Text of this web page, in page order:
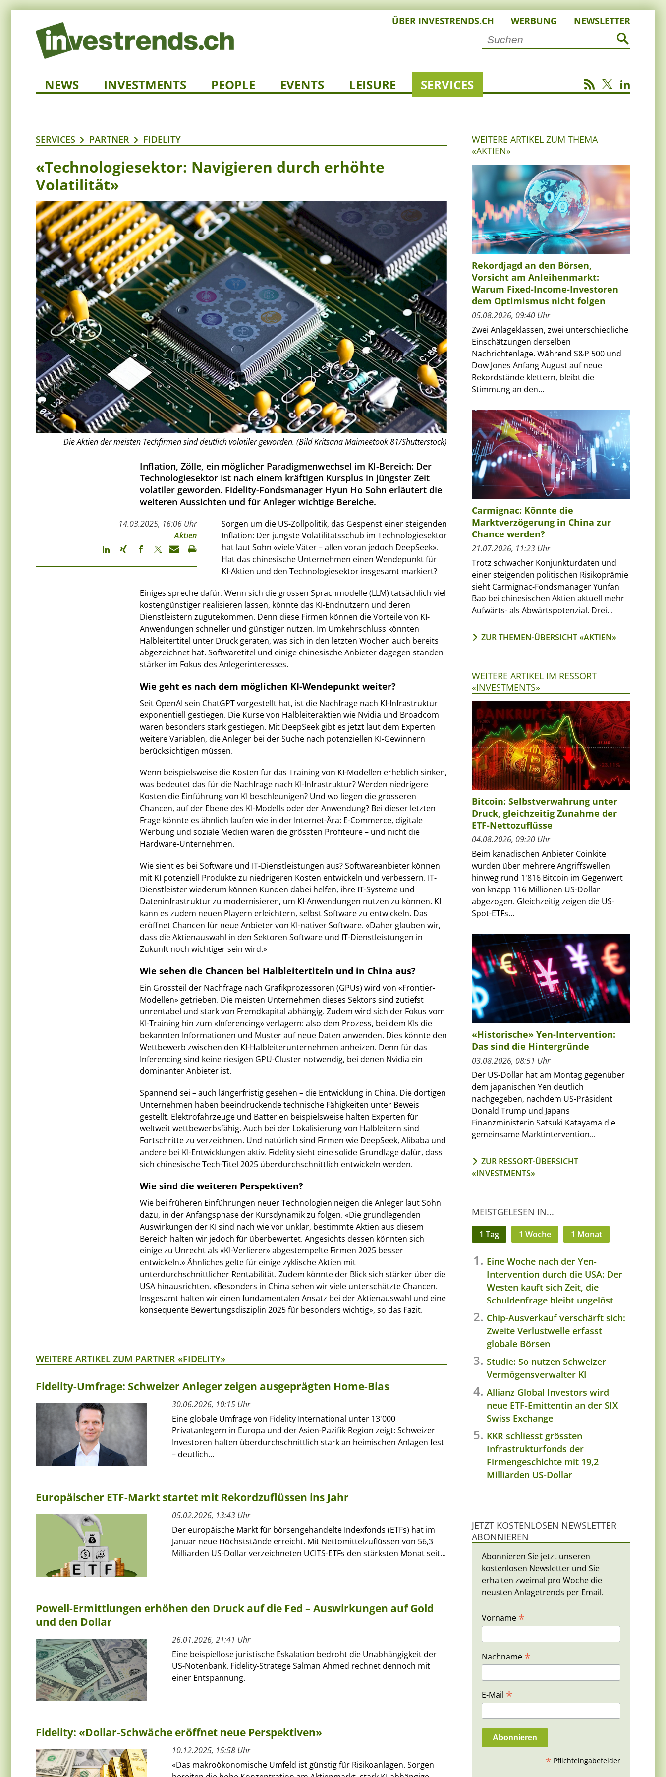
ÜBER INVESTRENDS.CH WERBUNG NEWSLETTER
NEWS INVESTMENTS PEOPLE EVENTS LEISURE SERVICES
SERVICES PARTNER FIDELITY
«Technologiesektor: Navigieren durch erhöhte
Volatilität»
Die Aktien der meisten Techfirmen sind deutlich volatiler geworden. (Bild Kritsana Maimeetook 81/Shutterstock)
Inflation, Zölle, ein möglicher Paradigmenwechsel im KI-Bereich: Der
Technologiesektor ist nach einem kräftigen Kursplus in jüngster Zeit
volatiler geworden. Fidelity-Fondsmanager Hyun Ho Sohn erläutert die
weiteren Aussichten und für Anleger wichtige Bereiche.
14.03.2025, 16:06 Uhr
Aktien
Sorgen um die US-Zollpolitik, das Gespenst einer steigenden
Inflation: Der jüngste Volatilitätsschub im Technologiesektor
hat laut Sohn «viele Väter – allen voran jedoch DeepSeek».
Hat das chinesische Unternehmen einen Wendepunkt für
KI-Aktien und den Technologiesektor insgesamt markiert?
Einiges spreche dafür. Wenn sich die grossen Sprachmodelle (LLM) tatsächlich viel
kostengünstiger realisieren lassen, könnte das KI-Endnutzern und deren
Dienstleistern zugutekommen. Denn diese Firmen können die Vorteile von KI-
Anwendungen schneller und günstiger nutzen. Im Umkehrschluss könnten
Halbleitertitel unter Druck geraten, was sich in den letzten Wochen auch bereits
abgezeichnet hat. Softwaretitel und einige chinesische Anbieter dagegen standen
stärker im Fokus des Anlegerinteresses.
Wie geht es nach dem möglichen KI-Wendepunkt weiter?
Seit OpenAI sein ChatGPT vorgestellt hat, ist die Nachfrage nach KI-Infrastruktur
exponentiell gestiegen. Die Kurse von Halbleiteraktien wie Nvidia und Broadcom
waren besonders stark gestiegen. Mit DeepSeek gibt es jetzt laut dem Experten
weitere Variablen, die Anleger bei der Suche nach potenziellen KI-Gewinnern
berücksichtigen müssen.
Wenn beispielsweise die Kosten für das Training von KI-Modellen erheblich sinken,
was bedeutet das für die Nachfrage nach KI-Infrastruktur? Werden niedrigere
Kosten die Einführung von KI beschleunigen? Und wo liegen die grösseren
Chancen, auf der Ebene des KI-Modells oder der Anwendung? Bei dieser letzten
Frage könnte es ähnlich laufen wie in der Internet-Ära: E-Commerce, digitale
Werbung und soziale Medien waren die grössten Profiteure – und nicht die
Hardware-Unternehmen.
Wie sieht es bei Software und IT-Dienstleistungen aus? Softwareanbieter können
mit KI potenziell Produkte zu niedrigeren Kosten entwickeln und verbessern. IT-
Dienstleister wiederum können Kunden dabei helfen, ihre IT-Systeme und
Dateninfrastruktur zu modernisieren, um KI-Anwendungen nutzen zu können. KI
kann es zudem neuen Playern erleichtern, selbst Software zu entwickeln. Das
eröffnet Chancen für neue Anbieter von KI-nativer Software. «Daher glauben wir,
dass die Aktienauswahl in den Sektoren Software und IT-Dienstleistungen in
Zukunft noch wichtiger sein wird.»
Wie sehen die Chancen bei Halbleitertiteln und in China aus?
Ein Grossteil der Nachfrage nach Grafikprozessoren (GPUs) wird von «Frontier-
Modellen» getrieben. Die meisten Unternehmen dieses Sektors sind zutiefst
unrentabel und stark von Fremdkapital abhängig. Zudem wird sich der Fokus vom
KI-Training hin zum «Inferencing» verlagern: also dem Prozess, bei dem KIs die
bekannten Informationen und Muster auf neue Daten anwenden. Dies könnte den
Wettbewerb zwischen den KI-Halbleiterunternehmen anheizen. Denn für das
Inferencing sind keine riesigen GPU-Cluster notwendig, bei denen Nvidia ein
dominanter Anbieter ist.
Spannend sei – auch längerfristig gesehen – die Entwicklung in China. Die dortigen
Unternehmen haben beeindruckende technische Fähigkeiten unter Beweis
gestellt. Elektrofahrzeuge und Batterien beispielsweise halten Experten für
weltweit wettbewerbsfähig. Auch bei der Lokalisierung von Halbleitern sind
Fortschritte zu verzeichnen. Und natürlich sind Firmen wie DeepSeek, Alibaba und
andere bei KI-Entwicklungen aktiv. Fidelity sieht eine solide Grundlage dafür, dass
sich chinesische Tech-Titel 2025 überdurchschnittlich entwickeln werden.
Wie sind die weiteren Perspektiven?
Wie bei früheren Einführungen neuer Technologien neigen die Anleger laut Sohn
dazu, in der Anfangsphase der Kursdynamik zu folgen. «Die grundlegenden
Auswirkungen der KI sind nach wie vor unklar, bestimmte Aktien aus diesem
Bereich halten wir jedoch für überbewertet. Angesichts dessen könnten sich
einige zu Unrecht als «KI-Verlierer» abgestempelte Firmen 2025 besser
entwickeln.» Ähnliches gelte für einige zyklische Aktien mit
unterdurchschnittlicher Rentabilität. Zudem könnte der Blick sich stärker über die
USA hinausrichten. «Besonders in China sehen wir viele unterschätzte Chancen.
Insgesamt halten wir einen fundamentalen Ansatz bei der Aktienauswahl und eine
konsequente Bewertungsdisziplin 2025 für besonders wichtig», so das Fazit.
WEITERE ARTIKEL ZUM PARTNER «FIDELITY»
Fidelity-Umfrage: Schweizer Anleger zeigen ausgeprägten Home-Bias
30.06.2026, 10:15 Uhr
Eine globale Umfrage von Fidelity International unter 13'000
Privatanlegern in Europa und der Asien-Pazifik-Region zeigt: Schweizer
Investoren halten überdurchschnittlich stark an heimischen Anlagen fest
– deutlich...
Europäischer ETF-Markt startet mit Rekordzuflüssen ins Jahr
05.02.2026, 13:43 Uhr
Der europäische Markt für börsengehandelte Indexfonds (ETFs) hat im
Januar neue Höchststände erreicht. Mit Nettomittelzuflüssen von 56,3
Milliarden US-Dollar verzeichneten UCITS-ETFs den stärksten Monat seit...
Powell-Ermittlungen erhöhen den Druck auf die Fed – Auswirkungen auf Gold
und den Dollar
26.01.2026, 21:41 Uhr
Eine beispiellose juristische Eskalation bedroht die Unabhängigkeit der
US-Notenbank. Fidelity-Stratege Salman Ahmed rechnet dennoch mit
einer Entspannung.
Fidelity: «Dollar-Schwäche eröffnet neue Perspektiven»
10.12.2025, 15:58 Uhr
«Das makroökonomische Umfeld ist günstig für Risikoanlagen. Sorgen
WEITERE ARTIKEL ZUM THEMA
«AKTIEN»
Rekordjagd an den Börsen,
Vorsicht am Anleihenmarkt:
Warum Fixed-Income-Investoren
dem Optimismus nicht folgen
05.08.2026, 09:40 Uhr
Zwei Anlageklassen, zwei unterschiedliche
Einschätzungen derselben
Nachrichtenlage. Während S&P 500 und
Dow Jones Anfang August auf neue
Rekordstände klettern, bleibt die
Stimmung an den...
Carmignac: Könnte die
Marktverzögerung in China zur
Chance werden?
21.07.2026, 11:23 Uhr
Trotz schwacher Konjunkturdaten und
einer steigenden politischen Risikoprämie
sieht Carmignac-Fondsmanager Yunfan
Bao bei chinesischen Aktien aktuell mehr
Aufwärts- als Abwärtspotenzial. Drei...
ZUR THEMEN-ÜBERSICHT «AKTIEN»
WEITERE ARTIKEL IM RESSORT
«INVESTMENTS»
Bitcoin: Selbstverwahrung unter
Druck, gleichzeitig Zunahme der
ETF-Nettozuflüsse
04.08.2026, 09:20 Uhr
Beim kanadischen Anbieter Coinkite
wurden über mehrere Angriffswellen
hinweg rund 1'816 Bitcoin im Gegenwert
von knapp 116 Millionen US-Dollar
abgezogen. Gleichzeitig zeigen die US-
Spot-ETFs...
«Historische» Yen-Intervention:
Das sind die Hintergründe
03.08.2026, 08:51 Uhr
Der US-Dollar hat am Montag gegenüber
dem japanischen Yen deutlich
nachgegeben, nachdem US-Präsident
Donald Trump und Japans
Finanzministerin Satsuki Katayama die
gemeinsame Marktintervention...
ZUR RESSORT-ÜBERSICHT
«INVESTMENTS»
MEISTGELESEN IN...
1 Tag 1 Woche 1 Monat
Eine Woche nach der Yen-
Intervention durch die USA: Der
Westen kauft sich Zeit, die
Schuldenfrage bleibt ungelöst
Chip-Ausverkauf verschärft sich:
Zweite Verlustwelle erfasst
globale Börsen
Studie: So nutzen Schweizer
Vermögensverwalter KI
Allianz Global Investors wird
neue ETF-Emittentin an der SIX
Swiss Exchange
KKR schliesst grössten
Infrastrukturfonds der
Firmengeschichte mit 19,2
Milliarden US-Dollar
JETZT KOSTENLOSEN NEWSLETTER
ABONNIEREN
Abonnieren Sie jetzt unseren
kostenlosen Newsletter und Sie
erhalten zweimal pro Woche die
neusten Anlagetrends per Email.
Vorname *
Nachname *
E-Mail *
* Pflichteingabefelder